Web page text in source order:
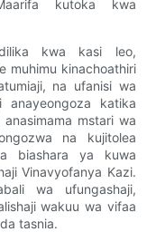
kutoka kwa
kwa kasi leo,
muhimu kinachoathiri
na ufanisi wa
anayeongoza katika
anasimama mstari wa
na kujitolea
biashara ya kuwa
Vinavyofanya Kazi.
wa ufungashaji,
wakuu wa vifaa
tasnia.